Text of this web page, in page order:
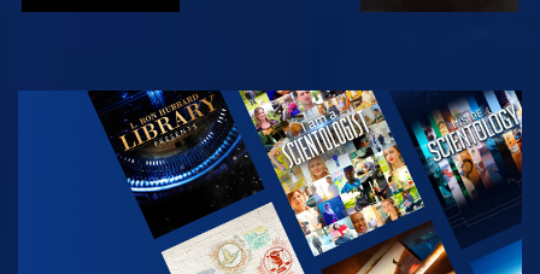
KIJK
VERKEN DE
SERIE